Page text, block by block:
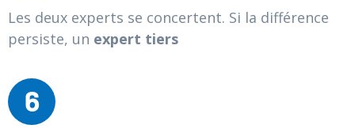
Les deux experts se concertent. Si la différence
persiste, un expert tiers
6